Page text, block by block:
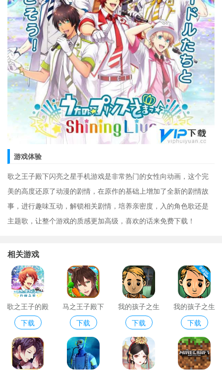
游戏体验
歌之王子殿下闪亮之星手机游戏是非常热门的女性向动画，这个完
美的高度还原了动漫的剧情，在原作的基础上增加了全新的剧情故
事，进行趣味互动，解锁相关剧情，培养亲密度，入的角色歌还是
主题歌，让整个游戏的质感更加高级，喜欢的话来免费下载！
相关游戏
歌之王子的殿
下闪耀之星
下载
马之王子殿下
免费版
下载
我的孩子之生
命之泉
下载
我的孩子之生
命之泉中文版
下载